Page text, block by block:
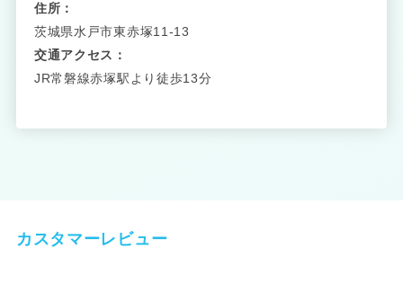
住所：
茨城県水戸市東赤塚11-13
交通アクセス：
JR常磐線赤塚駅より徒歩13分
カスタマーレビュー